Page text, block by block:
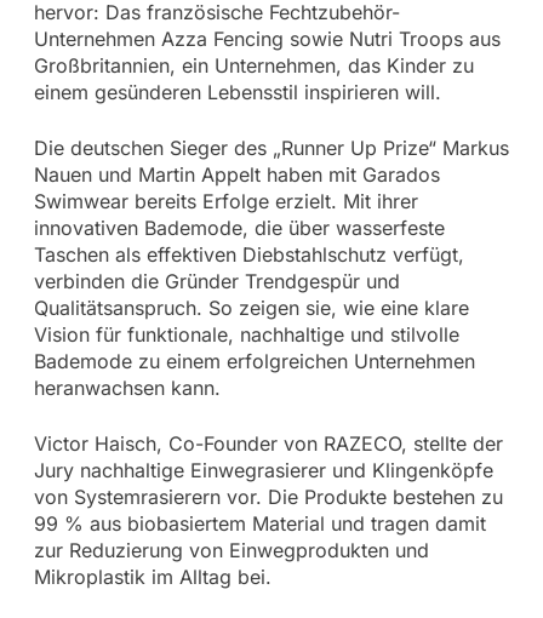
hervor: Das französische Fechtzubehör-
Unternehmen Azza Fencing sowie Nutri Troops aus
Großbritannien, ein Unternehmen, das Kinder zu
einem gesünderen Lebensstil inspirieren will.
Die deutschen Sieger des „Runner Up Prize“ Markus
Nauen und Martin Appelt haben mit Garados
Swimwear bereits Erfolge erzielt. Mit ihrer
innovativen Bademode, die über wasserfeste
Taschen als effektiven Diebstahlschutz verfügt,
verbinden die Gründer Trendgespür und
Qualitätsanspruch. So zeigen sie, wie eine klare
Vision für funktionale, nachhaltige und stilvolle
Bademode zu einem erfolgreichen Unternehmen
heranwachsen kann.
Victor Haisch, Co-Founder von RAZECO, stellte der
Jury nachhaltige Einwegrasierer und Klingenköpfe
von Systemrasierern vor. Die Produkte bestehen zu
99 % aus biobasiertem Material und tragen damit
zur Reduzierung von Einwegprodukten und
Mikroplastik im Alltag bei.